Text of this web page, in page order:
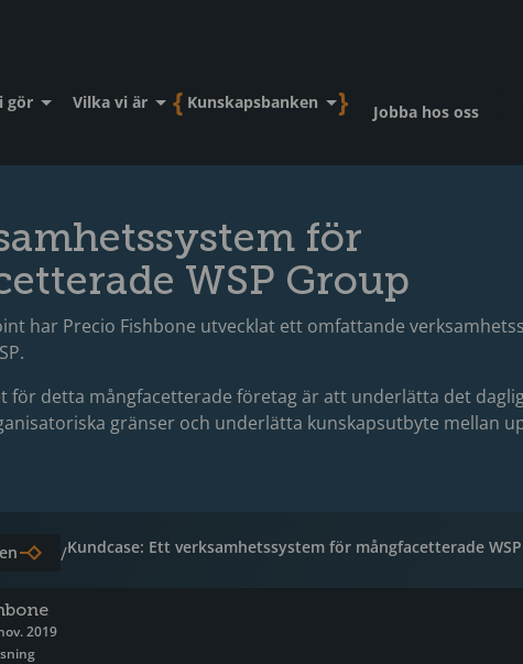
gör Vilka vi är Kunskapsbanken Jobba hos oss
för
WSP Group
har Precio Fishbone utvecklat ett omfattande
för detta mångfacetterade företag är att underlätta det
gränser och underlätta kunskapsutbyte mellan
/Kundcase: Ett verksamhetssystem för mångfacetterade
2019